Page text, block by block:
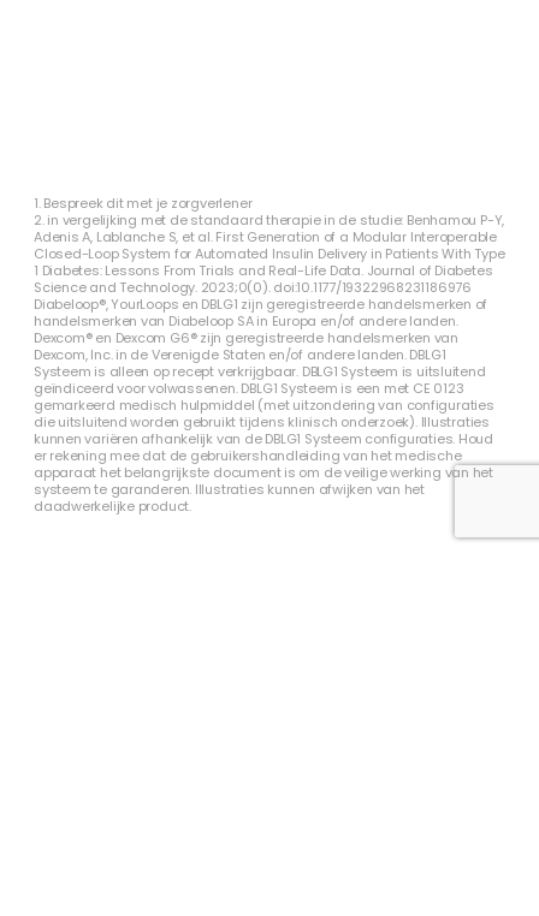
1. Bespreek dit met je zorgverlener
2. in vergelijking met de standaard therapie in de studie: Benhamou P-Y,
Adenis A, Lablanche S, et al. First Generation of a Modular Interoperable
Closed-Loop System for Automated Insulin Delivery in Patients With Type
1 Diabetes: Lessons From Trials and Real-Life Data. Journal of Diabetes
Science and Technology. 2023;0(0). doi:10.1177/19322968231186976
Diabeloop®, YourLoops en DBLG1 zijn geregistreerde handelsmerken of
handelsmerken van Diabeloop SA in Europa en/of andere landen.
Dexcom® en Dexcom G6® zijn geregistreerde handelsmerken van
Dexcom, Inc. in de Verenigde Staten en/of andere landen. DBLG1
Systeem is alleen op recept verkrijgbaar. DBLG1 Systeem is uitsluitend
geïndiceerd voor volwassenen. DBLG1 Systeem is een met CE 0123
gemarkeerd medisch hulpmiddel (met uitzondering van configuraties
die uitsluitend worden gebruikt tijdens klinisch onderzoek). Illustraties
kunnen variëren afhankelijk van de DBLG1 Systeem configuraties. Houd
er rekening mee dat de gebruikershandleiding van het medische
apparaat het belangrijkste document is om de veilige werking van het
systeem te garanderen. Illustraties kunnen afwijken van het
daadwerkelijke product.